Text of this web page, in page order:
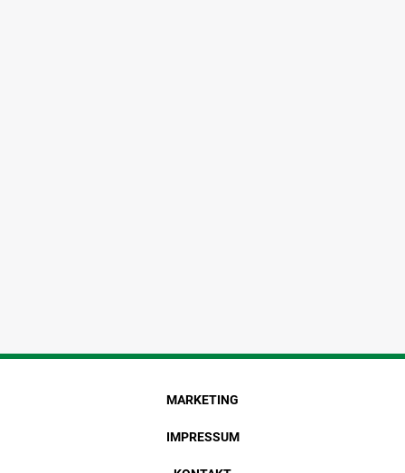
MARKETING
IMPRESSUM